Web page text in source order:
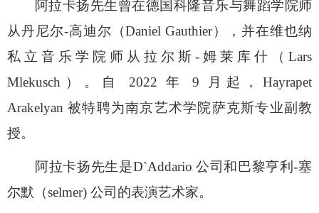
阿拉卡扬先生曾在德国科隆音乐与舞蹈学院师
从丹尼尔-高迪尔（Daniel Gauthier），并在维也纳
私立音乐学院师从拉尔斯-姆莱库什（Lars
Mlekusch）。自 2022 年 9 月起，Hayrapet
Arakelyan 被特聘为南京艺术学院萨克斯专业副教
授。
阿拉卡扬先生是D`Addario 公司和巴黎亨利-塞
尔默（selmer) 公司的表演艺术家。